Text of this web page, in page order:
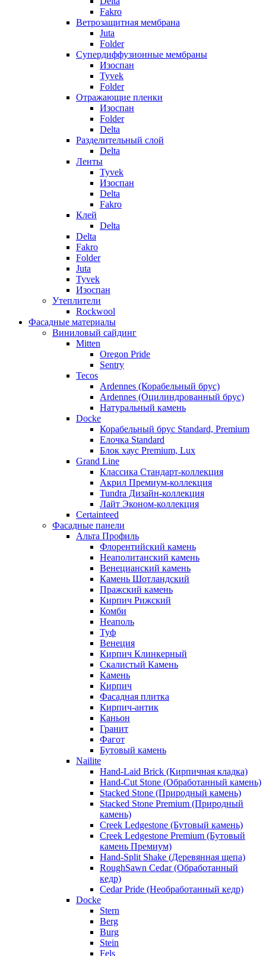
Fakro
Ветрозащитная мембрана
Juta
Folder
Супердиффузионные мембраны
Изоспан
Tyvek
Folder
Отражающие пленки
Изоспан
Folder
Delta
Разделительный слой
Delta
Ленты
Tyvek
Изоспан
Delta
Fakro
Клей
Delta
Delta
Fakro
Folder
Juta
Tyvek
Изоспан
Утеплители
Rockwool
Фасадные материалы
Виниловый сайдинг
Mitten
Oregon Pride
Sentry
Tecos
Ardennes (Корабельный брус)
Ardennes (Оцилиндрованный брус)
Натуральный камень
Docke
Корабельный брус Standard, Premium
Елочка Standard
Блок хаус Premium, Lux
Grand Line
Классика Стандарт-коллекция
Акрил Премиум-коллекция
Tundra Дизайн-коллекция
Лайт Эконом-коллекция
Certainteed
Фасадные панели
Альта Профиль
Флорентийский камень
Неаполитанский камень
Венецианский камень
Камень Шотландский
Пражский камень
Кирпич Рижский
Комби
Неаполь
Туф
Венеция
Кирпич Клинкерный
Скалистый Камень
Камень
Кирпич
Фасадная плитка
Кирпич-антик
Каньон
Гранит
Фагот
Бутовый камень
Nailite
Hand-Laid Brick (Кирпичная кладка)
Hand-Cut Stone (Обработанный камень)
Stacked Stone (Природный камень)
Stacked Stone Premium (Природный
камень)
Creek Ledgestone (Бутовый камень)
Creek Ledgestone Premium (Бутовый
камень Премиум)
Hand-Split Shake (Деревянная щепа)
RoughSawn Cedar (Обработанный
кедр)
Cedar Pride (Необработанный кедр)
Docke
Stern
Berg
Burg
Stein
Fels